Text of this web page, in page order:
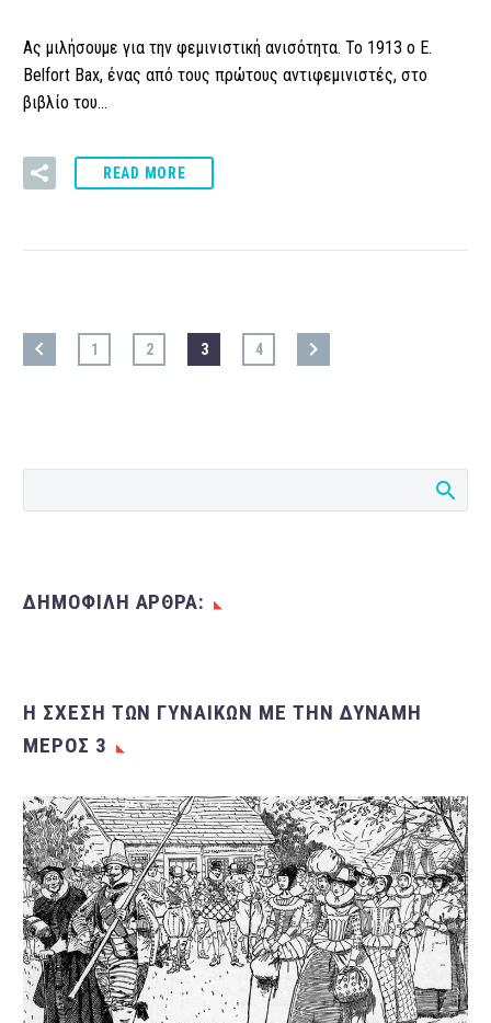
Ας μιλήσουμε για την φεμινιστική ανισότητα. Το 1913 o E.
Belfort Bax, ένας από τους πρώτους αντιφεμινιστές, στο
βιβλίο του…
READ MORE
1 2 3 4
ΔΗΜΟΦΙΛΗ ΑΡΘΡΑ:
Η ΣΧΈΣΗ ΤΩΝ ΓΥΝΑΙΚΏΝ ΜΕ ΤΗΝ ΔΎΝΑΜΗ
ΜΈΡΟΣ 3